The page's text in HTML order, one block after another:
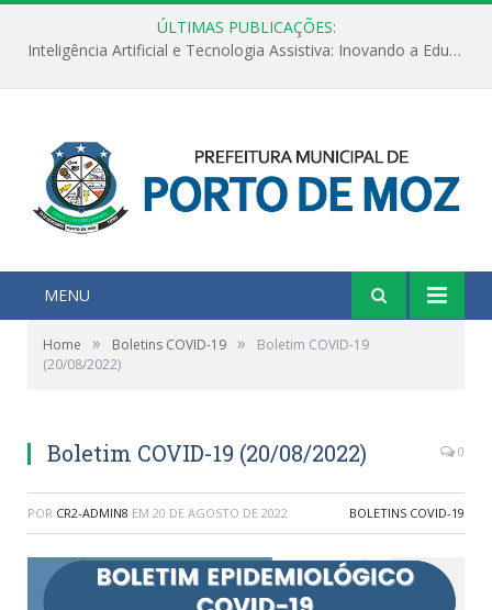
ÚLTIMAS PUBLICAÇÕES:
Inteligência Artificial e Tecnologia Assistiva: Inovando a Educação Especial e Inclusiva
MENU
Home » Boletins COVID-19 »
Boletim COVID-19
(20/08/2022)
Boletim COVID-19 (20/08/2022) 0
POR CR2-ADMIN8 EM 20 DE AGOSTO DE 2022 BOLETINS COVID-19